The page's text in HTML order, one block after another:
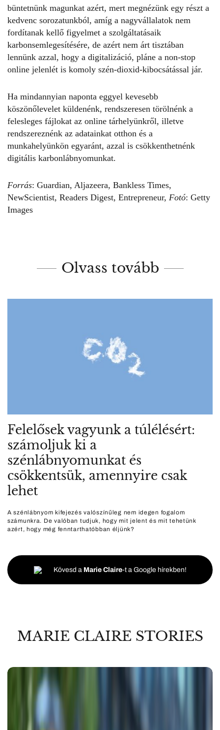
büntetnünk magunkat azért, mert megnézünk egy részt a
kedvenc sorozatunkból, amíg a nagyvállalatok nem
fordítanak kellő figyelmet a szolgáltatásaik
karbonsemlegesítésére, de azért nem árt tisztában
lennünk azzal, hogy a digitalizáció, pláne a non-stop
online jelenlét is komoly szén-dioxid-kibocsátással jár.
Ha mindannyian naponta eggyel kevesebb
köszönőlevelet küldenénk, rendszeresen törölnénk a
felesleges fájlokat az online tárhelyünkről, illetve
rendszereznénk az adatainkat otthon és a
munkahelyünkön egyaránt, azzal is csökkenthetnénk
digitális karbonlábnyomunkat.
Forrás: Guardian, Aljazeera, Bankless Times,
NewScientist, Readers Digest, Entrepreneur, Fotó: Getty
Images
Olvass tovább
Felelősek vagyunk a túlélésért:
számoljuk ki a
szénlábnyomunkat és
csökkentsük, amennyire csak
lehet
A szénlábnyom kifejezés valószínűleg nem idegen fogalom
számunkra. De valóban tudjuk, hogy mit jelent és mit tehetünk
azért, hogy még fenntarthatóbban éljünk?
Kövesd a Marie Claire-t a Google hírekben!
MARIE CLAIRE STORIES